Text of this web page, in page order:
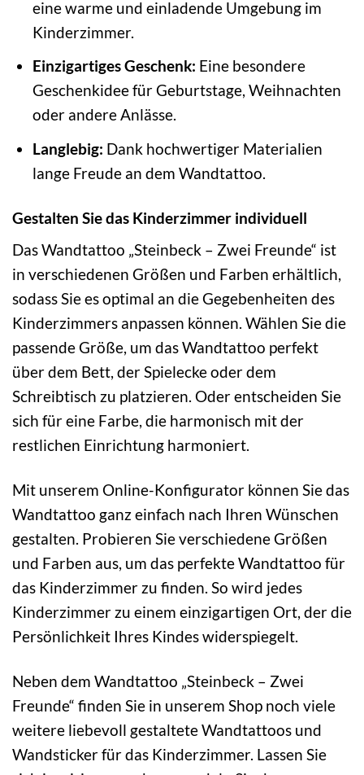
eine warme und einladende Umgebung im
Kinderzimmer.
Einzigartiges Geschenk: Eine besondere
Geschenkidee für Geburtstage, Weihnachten
oder andere Anlässe.
Langlebig: Dank hochwertiger Materialien
lange Freude an dem Wandtattoo.
Gestalten Sie das Kinderzimmer individuell
Das Wandtattoo „Steinbeck – Zwei Freunde“ ist
in verschiedenen Größen und Farben erhältlich,
sodass Sie es optimal an die Gegebenheiten des
Kinderzimmers anpassen können. Wählen Sie die
passende Größe, um das Wandtattoo perfekt
über dem Bett, der Spielecke oder dem
Schreibtisch zu platzieren. Oder entscheiden Sie
sich für eine Farbe, die harmonisch mit der
restlichen Einrichtung harmoniert.
Mit unserem Online-Konfigurator können Sie das
Wandtattoo ganz einfach nach Ihren Wünschen
gestalten. Probieren Sie verschiedene Größen
und Farben aus, um das perfekte Wandtattoo für
das Kinderzimmer zu finden. So wird jedes
Kinderzimmer zu einem einzigartigen Ort, der die
Persönlichkeit Ihres Kindes widerspiegelt.
Neben dem Wandtattoo „Steinbeck – Zwei
Freunde“ finden Sie in unserem Shop noch viele
weitere liebevoll gestaltete Wandtattoos und
Wandsticker für das Kinderzimmer. Lassen Sie